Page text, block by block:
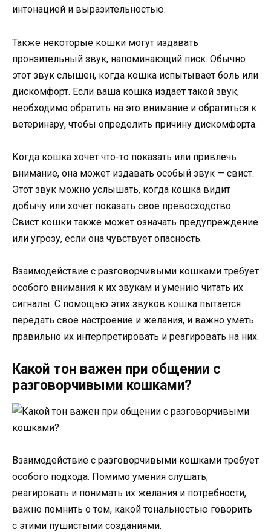
интонацией и выразительностью.
Также некоторые кошки могут издавать
пронзительный звук, напоминающий писк. Обычно
этот звук слышен, когда кошка испытывает боль или
дискомфорт. Если ваша кошка издает такой звук,
необходимо обратить на это внимание и обратиться к
ветеринару, чтобы определить причину дискомфорта.
Когда кошка хочет что-то показать или привлечь
внимание, она может издавать особый звук — свист.
Этот звук можно услышать, когда кошка видит
добычу или хочет показать свое превосходство.
Свист кошки также может означать предупреждение
или угрозу, если она чувствует опасность.
Взаимодействие с разговорчивыми кошками требует
особого внимания к их звукам и умению читать их
сигналы. С помощью этих звуков кошка пытается
передать свое настроение и желания, и важно уметь
правильно их интерпретировать и реагировать на них.
Какой тон важен при общении с
разговорчивыми кошками?
Взаимодействие с разговорчивыми кошками требует
особого подхода. Помимо умения слушать,
реагировать и понимать их желания и потребности,
важно помнить о том, какой тональностью говорить
с этими пушистыми созданиями.